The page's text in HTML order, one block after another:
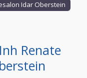
Idar Oberstein
Renate